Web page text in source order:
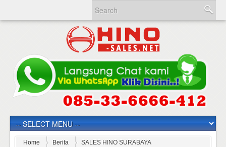
Home Berita SALES HINO SURABAYA